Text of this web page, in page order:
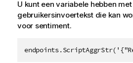
U kunt een variabele hebben
gebruikersinvoertekst die kan
voor sentiment.